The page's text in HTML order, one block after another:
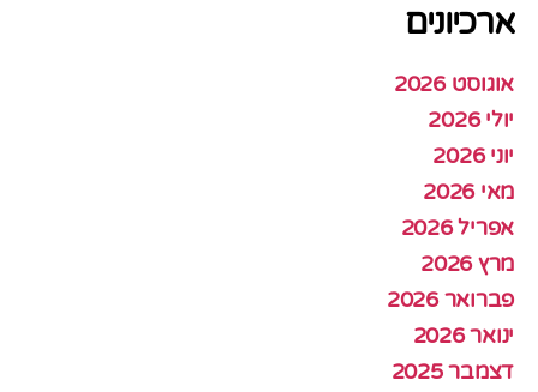
ארכיונים
אוגוסט 2026
יולי 2026
יוני 2026
מאי 2026
אפריל 2026
מרץ 2026
פברואר 2026
ינואר 2026
דצמבר 2025